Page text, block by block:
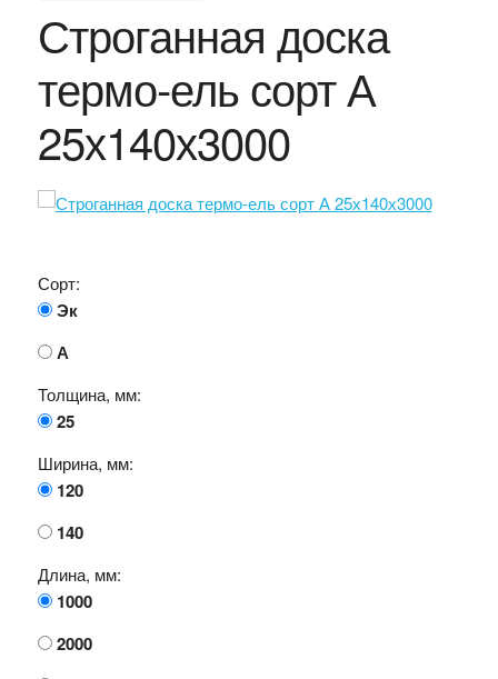
Строганная доска
термо-ель сорт А
25х140х3000
Сорт:
Эк
А
Толщина, мм:
25
Ширина, мм:
120
140
Длина, мм:
1000
2000